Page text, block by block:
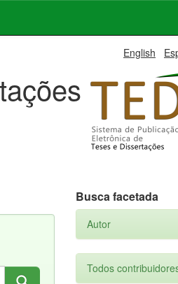
English
Busca facetada
Autor
Todos